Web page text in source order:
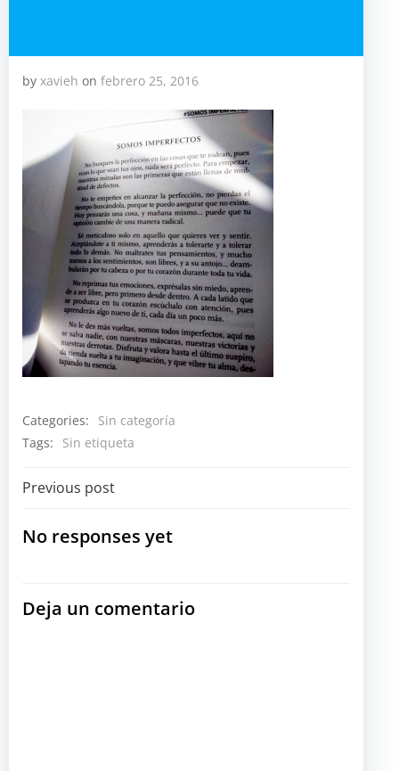
by xavieh on febrero 25, 2016
Categories:
Sin categoría
Tags:
Sin etiqueta
Navegación
por
entradas
Previous post
No responses yet
Deja un comentario